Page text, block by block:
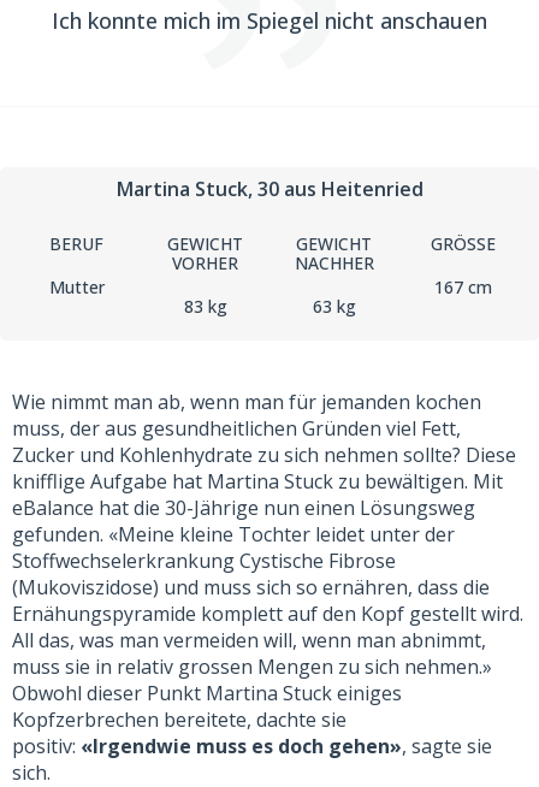
Ich konnte mich im Spiegel nicht anschauen
Martina Stuck, 30aus Heitenried
BERUF
Mutter
GEWICHT
VORHER
83 kg
GEWICHT
NACHHER
63 kg
GRÖSSE
167 cm
Wie nimmt man ab, wenn man für jemanden kochen
muss, der aus gesundheitlichen Gründen viel Fett,
Zucker und Kohlenhydrate zu sich nehmen sollte? Diese
knifflige Aufgabe hat Martina Stuck zu bewältigen. Mit
eBalance hat die 30-Jährige nun einen Lösungsweg
gefunden. «Meine kleine Tochter leidet unter der
Stoffwechselerkrankung Cystische Fibrose
(Mukoviszidose) und muss sich so ernähren, dass die
Ernähungspyramide komplett auf den Kopf gestellt wird.
All das, was man vermeiden will, wenn man abnimmt,
muss sie in relativ grossen Mengen zu sich nehmen.»
Obwohl dieser Punkt Martina Stuck einiges
Kopfzerbrechen bereitete, dachte sie
positiv: «Irgendwie muss es doch gehen», sagte sie
sich.